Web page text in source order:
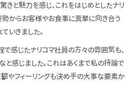
きと魅力を感じ、これをはじめとしたナリ
からお客様やお食事に真摯に向き合う
いきました。
で感じたナリコマ社員の方々の雰囲気も、
と感じました。これはあくまで私の持論で
やフィーリングも決め手の大事な要素か